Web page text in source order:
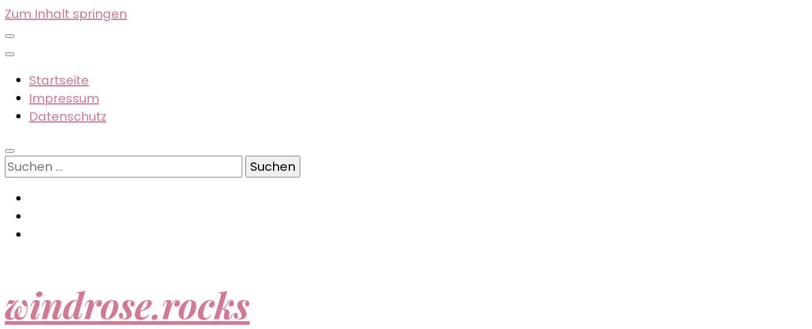
Zum Inhalt springen
Startseite
Impressum
Datenschutz
Suchen
nach:
windrose.rocks